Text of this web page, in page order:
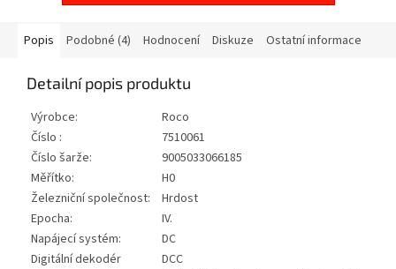
Popis Podobné (4) Hodnocení Diskuze Ostatní informace
Detailní popis produktu
Výrobce:
Roco
Číslo :
7510061
Číslo šarže:
9005033066185
Měřítko:
H0
Železniční společnost:
Hrdost
Epocha:
IV.
Napájecí systém:
DC
Digitální dekodér
DCC